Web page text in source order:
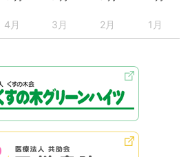
4月 3月 2月 1月